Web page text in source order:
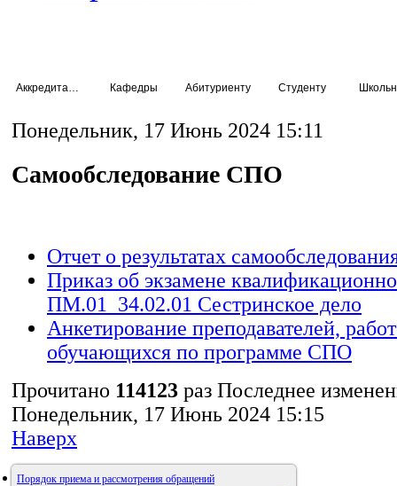
Кафедры Абитуриенту Студенту
Понедельник, 17 Июнь 2024 15:11
Самообследование СПО
Отчет о результатах
Приказ об экзамене
ПМ.01_34.02.01 Сестринское дело
Анкетирование преподавателей,
обучающихся по программе СПО
Прочитано 114123 раз Последнее
Понедельник, 17 Июнь 2024 15:15
Наверх
Порядок приема и рассмотрения обращений